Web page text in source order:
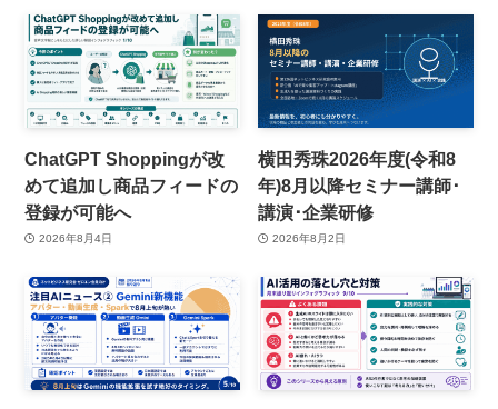
ChatGPT Shoppingが改
めて追加し商品フィードの
登録が可能へ
2026年8月4日
横田秀珠2026年度(令和8
年)8月以降セミナー講師･
講演･企業研修
2026年8月2日